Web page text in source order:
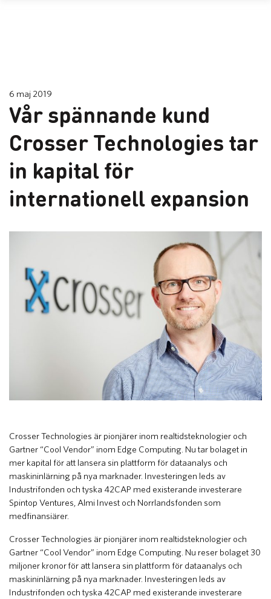
6 maj 2019
Vår spännande kund
Crosser Technologies tar
in kapital för
internationell expansion
Crosser Technologies är pionjärer inom realtidsteknologier och
Gartner “Cool Vendor” inom Edge Computing. Nu tar bolaget in
mer kapital för att lansera sin plattform för dataanalys och
maskininlärning på nya marknader. Investeringen leds av
Industrifonden och tyska 42CAP med existerande investerare
Spintop Ventures, Almi Invest och Norrlandsfonden som
medfinansiärer.
Crosser Technologies är pionjärer inom realtidsteknologier och
Gartner “Cool Vendor” inom Edge Computing. Nu reser bolaget 30
miljoner kronor för att lansera sin plattform för dataanalys och
maskininlärning på nya marknader. Investeringen leds av
Industrifonden och tyska 42CAP med existerande investerare